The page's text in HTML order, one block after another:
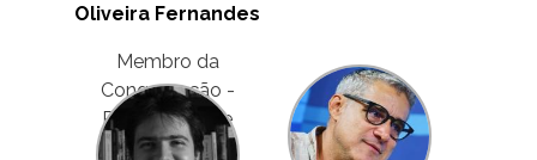
Oliveira Fernandes
Membro da
Congregação -
Representante
Docente -